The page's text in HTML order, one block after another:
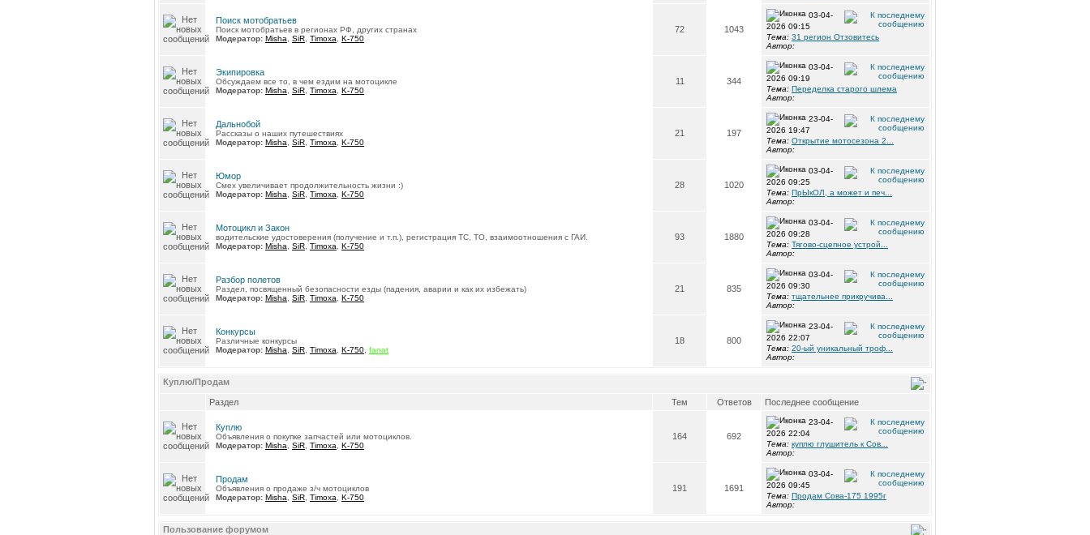
Поиск мотобратьев
Поиск мотобратьев в регионах РФ, других странах
Модератор: Misha, SiR, Timoxa, K-750
72 1043
03-04-
2026 09:15
Тема: 31 регион Отзовитесь
Автор:
Экипировка
Обсуждаем все то, в чем ездим на мотоцикле
Модератор: Misha, SiR, Timoxa, K-750
11 344
03-04-
2026 09:19
Тема: Переделка старого шлема
Автор:
Дальнобой
Рассказы о наших путешествиях
Модератор: Misha, SiR, Timoxa, K-750
21 197
23-04-
2026 19:47
Тема: Открытие мотосезона 2...
Автор:
Юмор
Смех увеличивает продолжительность жизни :)
Модератор: Misha, SiR, Timoxa, K-750
28 1020
03-04-
2026 09:25
Тема: ПрЫкОЛ, а может и печ...
Автор:
Мотоцикл и Закон
водительские удостоверения (получение и т.п.), регистрация ТС, ТО, взаимоотношения с ГАИ.
Модератор: Misha, SiR, Timoxa, K-750
93 1880
03-04-
2026 09:28
Тема: Тягово-сцепное устрой...
Автор:
Разбор полетов
Раздел, посвященный безопасности езды (падения, аварии и как их избежать)
Модератор: Misha, SiR, Timoxa, K-750
21 835
03-04-
2026 09:30
Тема: тщательнее прикручива...
Автор:
Конкурсы
Различные конкурсы
Модератор: Misha, SiR, Timoxa, K-750, fanat
18 800
23-04-
2026 22:07
Тема: 20-ый уникальный троф...
Автор:
Куплю/Продам
Раздел Тем Ответов Последнее сообщение
Куплю
Объявления о покупке запчастей или мотоциклов.
Модератор: Misha SiR Timoxa K-750
164 692
23-04-
2026 22:04
Тема: куплю глушитель к Сов...
Автор:
Продам
Объявления о продаже з/ч мотоциклов
Модератор: Misha SiR Timoxa K-750
191 1691
03-04-
2026 09:45
Тема: Продам Сова-175 1995г
Автор:
Пользование форумом